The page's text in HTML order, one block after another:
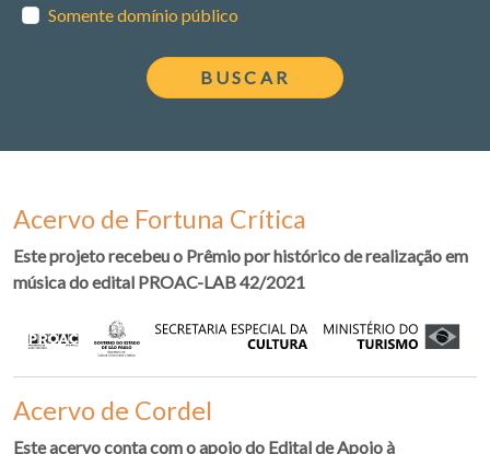
Somente domínio público
Acervo de Fortuna Crítica
Este projeto recebeu o Prêmio por histórico de realização em
música do edital PROAC-LAB 42/2021
Acervo de Cordel
Este acervo conta com o apoio do Edital de Apoio à